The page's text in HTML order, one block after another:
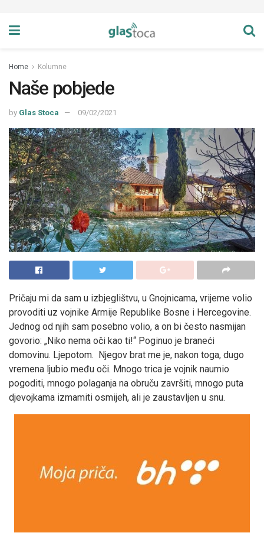
Home Kolumne
Naše pobjede
by Glas Stoca 09/02/2021
Pričaju mi da sam u izbjeglištvu, u Gnojnicama, vrijeme volio
provoditi uz vojnike Armije Republike Bosne i Hercegovine.
Jednog od njih sam posebno volio, a on bi često nasmijan
govorio: „Niko nema oči kao ti!“ Poginuo je braneći
domovinu. Ljepotom. Njegov brat me je, nakon toga, dugo
vremena ljubio među oči. Mnogo trica je vojnik naumio
pogoditi, mnogo polaganja na obruču završiti, mnogo puta
djevojkama izmamiti osmijeh, ali je zaustavljen u snu.